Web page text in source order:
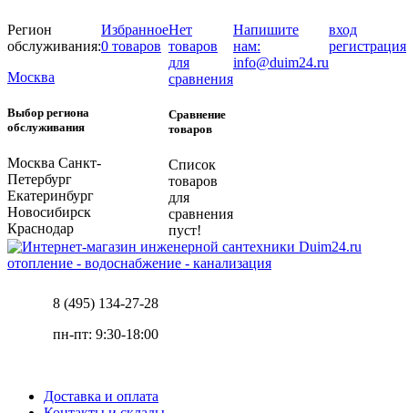
Регион
обслуживания:
Москва
Выбор региона
обслуживания
Москва Санкт-
Петербург
Екатеринбург
Новосибирск
Краснодар
Избранное
0 товаров
Нет
товаров
для
сравнения
Сравнение
товаров
Список
товаров
для
сравнения
пуст!
Напишите
нам:
info@duim24.ru
вход
регистрация
отопление - водоснабжение - канализация
8 (495) 134-27-28
пн-пт: 9:30-18:00
Доставка и оплата